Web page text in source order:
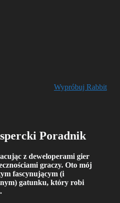
Wypróbuj Rabbit
Poradnik
z deweloperami gier
graczy. Oto mój
fascynującym (i
gatunku, który robi